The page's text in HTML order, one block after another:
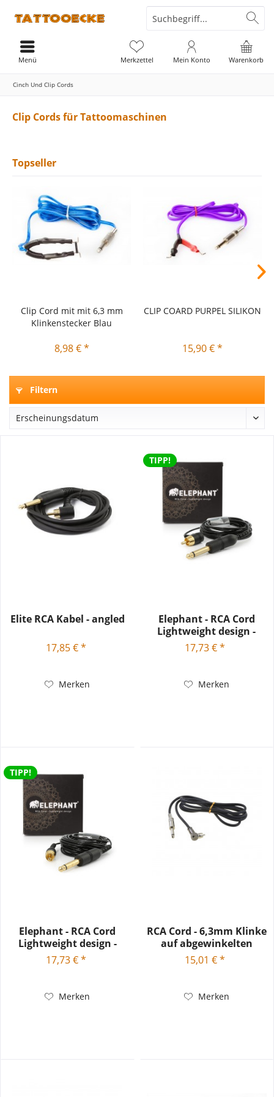
Warenkorb
Merkzettel Mein Konto
Menü
Cinch Und Clip Cords
Clip Cords für Tattoomaschinen
Topseller
Clip Cord mit mit 6,3 mm
Klinkenstecker Blau
8,98 € *
CLIP COARD PURPEL SILIKON
15,90 € *
Filtern
Elite RCA Kabel - angled
17,85 € *
Merken
TIPP!
Elephant - RCA Cord
Lightweight design -
Cinch...
17,73 € *
Merken
TIPP!
Elephant - RCA Cord
Lightweight design -
Cinch...
17,73 € *
Merken
RCA Cord - 6,3mm Klinke
auf abgewinkelten
Cinch...
15,01 € *
Merken